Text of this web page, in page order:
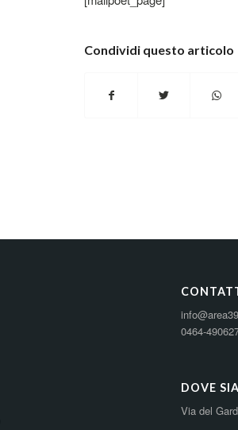
Condividi questo articolo
0464-
DOVE
Via del